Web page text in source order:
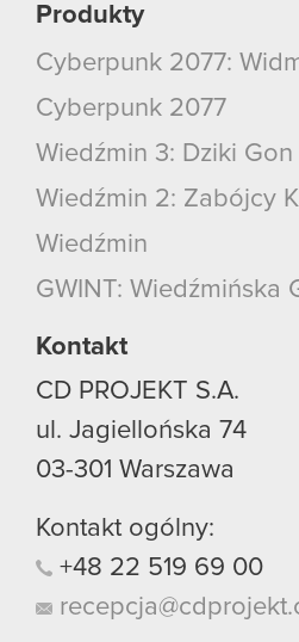
Produkty
Cyberpunk 2077:
Cyberpunk 2077
Wiedźmin 3: Dziki Gon
Wiedźmin 2: Zabójcy
Wiedźmin
GWINT: Wiedźmińska
Kontakt
CD PROJEKT S.A.
ul. Jagiellońska 74
03-301 Warszawa
Kontakt ogólny:
+48 22 519 69 00